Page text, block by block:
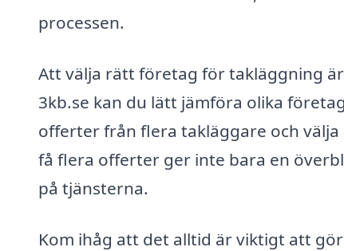
processen.
Att välja rätt företag för takläggning
3kb.se kan du lätt jämföra olika
offerter från flera takläggare och
få flera offerter ger inte bara en
på tjänsterna.
Kom ihåg att det alltid är viktigt att